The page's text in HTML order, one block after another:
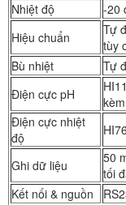
Nhiệt độ
-20
Hiệu chuẩn
Tự
tùy
Bù nhiệt
Tự
Điện cực pH
kèm
Điện cực nhiệt
độ
Ghi dữ liệu
50
tối
Kết nối & nguồn